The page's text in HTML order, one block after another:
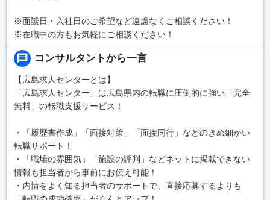
※面談日・入社日のご希望など遠慮なくご相談ください！
※在職中の方もお気軽にご相談ください！
コンサルタントから一言
【広島求人センターとは】
「広島求人センター」は広島県内の転職に圧倒的に強い「完全
無料」の転職支援サービス！
・「履歴書作成」「面接対策」「面接同行」などのきめ細かい
転職サポート！
・「職場の雰囲気」「施設の評判」などネットに掲載できない
情報も担当者から事前にお伝え可能！
・内情をよく知る担当者のサポートで、直接応募するよりも